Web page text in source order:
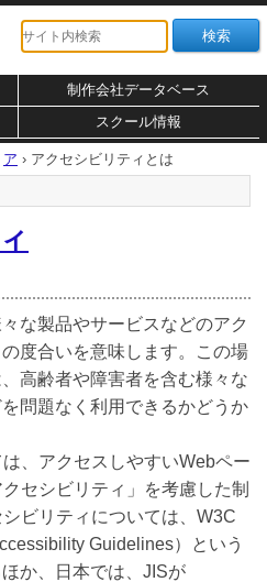
制作会社データベース
スクール情報
ア › アクセシビリティとは
な製品やサービスなどのアク
度合いを意味します。この場
高齢者や障害者を含む様々な
問題なく利用できるかどうか
、アクセスしやすいWebペー
セシビリティ」を考慮した制
ビリティについては、W3C
Guidelines）という
か、日本では、JISが